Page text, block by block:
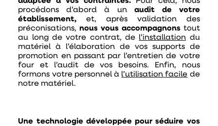
procédons d’abord à unaudit de votre
établissement,et, après validation des
préconisations, nous vous accompagnonstout
au long de votre contrat, de l’installation du
matériel à l’élaboration de vos supports de
promotion en passant par l’entretien de votre
four et l’audit de vos besoins. Enfin, nous
formons votre personnel à l’utilisation facile de
notre matériel.
Une technologie développée pour séduire vos